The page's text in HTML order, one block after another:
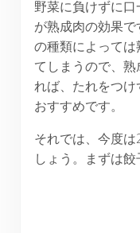
野菜に負けずに
が熟成肉の効果
の種類によって
てしまうので、
れば、たれをつ
おすすめです。
それでは、今度
しょう。まずは